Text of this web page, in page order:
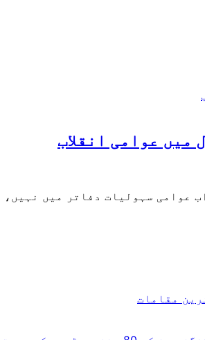
میں عوامی انقلاب
عوامی سہولیات دفاتر میں
مقامات